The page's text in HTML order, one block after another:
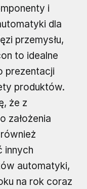
i
dla
przemysłu,
to idealne
prezentacji
produktów.
że z
założenia
innych
automatyki,
na rok coraz